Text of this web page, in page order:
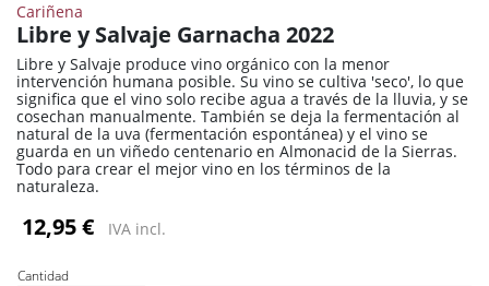
Cariñena
Libre y Salvaje Garnacha 2022
Libre y Salvaje produce vino orgánico con la menor
intervención humana posible. Su vino se cultiva 'seco', lo que
significa que el vino solo recibe agua a través de la lluvia, y se
cosechan manualmente. También se deja la fermentación al
natural de la uva (fermentación espontánea) y el vino se
guarda en un viñedo centenario en Almonacid de la Sierras.
Todo para crear el mejor vino en los términos de la
naturaleza.
12,95 € IVA incl.
Cantidad